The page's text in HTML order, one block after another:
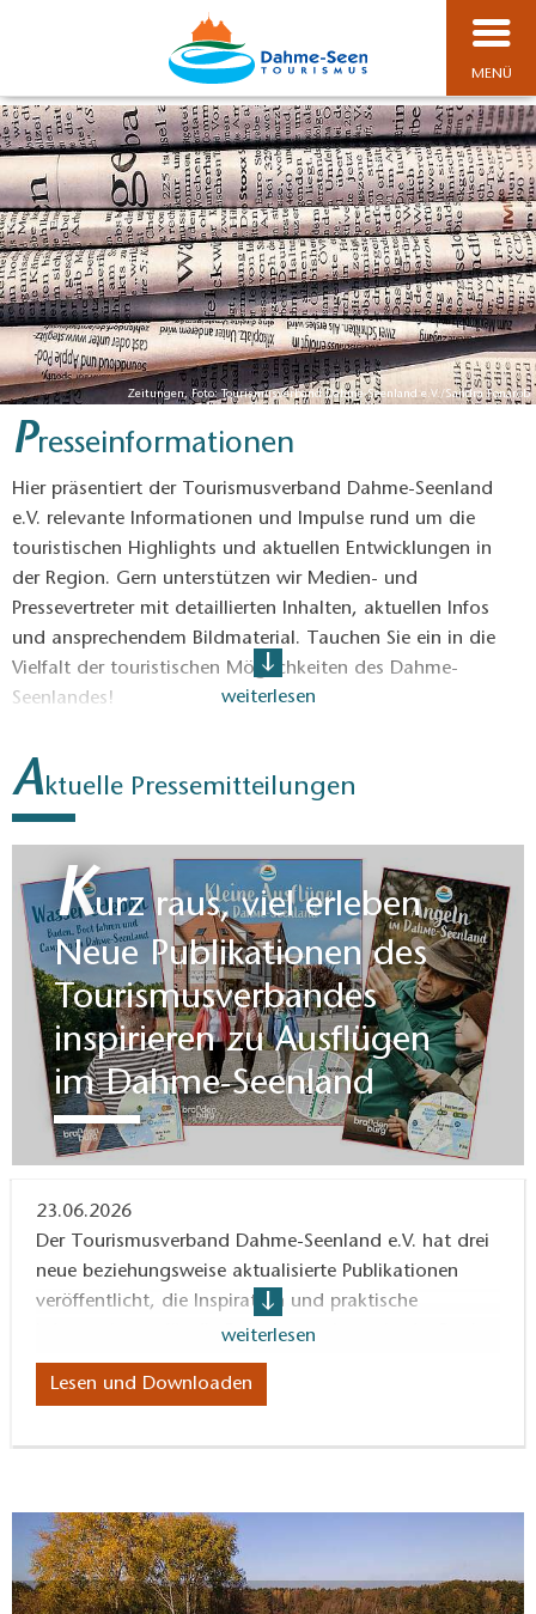
MENÜ
Zeitungen, Foto: Tourismusverband Dahme-Seenland e.V./Sandra Fonarob
Presseinformationen
Hier präsentiert der Tourismusverband Dahme-Seenland
e.V. relevante Informationen und Impulse rund um die
touristischen Highlights und aktuellen Entwicklungen in
der Region. Gern unterstützen wir Medien- und
Pressevertreter mit detaillierten Inhalten, aktuellen Infos
und ansprechendem Bildmaterial. Tauchen Sie ein in die
Vielfalt der touristischen Möglichkeiten des Dahme-
Seenlandes!
gerne Kontakt auf.
weiterlesen
Aktuelle Pressemitteilungen
Kurz raus, viel erleben
Neue Publikationen des
Tourismusverbandes
inspirieren zu Ausflügen
im Dahme-Seenland
23.06.2026
Der Tourismusverband Dahme-Seenland e.V. hat drei
neue beziehungsweise aktualisierte Publikationen
veröffentlicht, die Inspiration und praktische
Informationen für die Freizeitgestaltung in der Region
liefern.
weiterlesen
Lesen und Downloaden